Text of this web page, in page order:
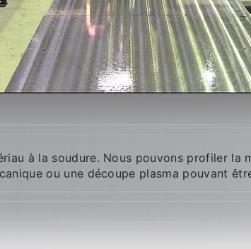
à la soudure. Nous pouvons profiler la
ou une découpe plasma pouvant